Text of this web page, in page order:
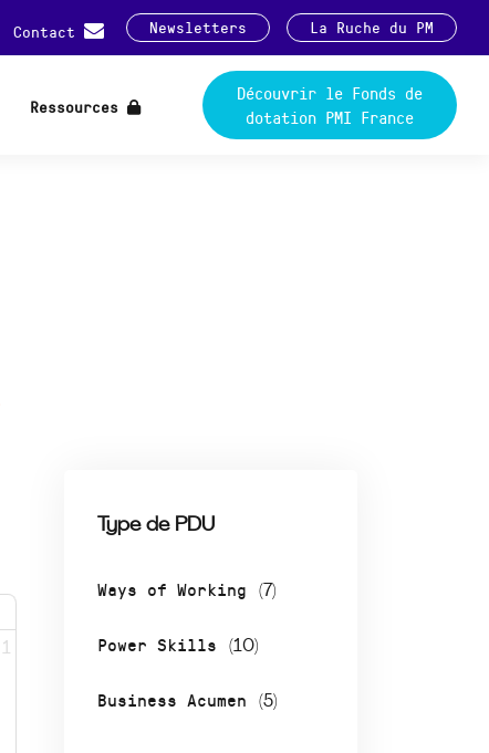
Contact Newsletters La Ruche du PM
Ressources
Découvrir le Fonds de
dotation PMI France
Type de PDU
Ways of Working (7)
Power Skills (10)
Business Acumen (5)
1